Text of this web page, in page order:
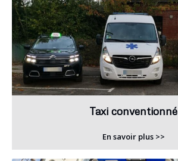
Taxi conventionné
En savoir plus >>